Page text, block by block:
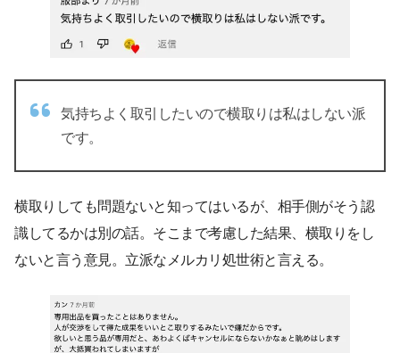
気持ちよく取引したいので横取りは私はしない派
です。
横取りしても問題ないと知ってはいるが、相手側がそう認
識してるかは別の話。そこまで考慮した結果、横取りをし
ないと言う意見。立派なメルカリ処世術と言える。